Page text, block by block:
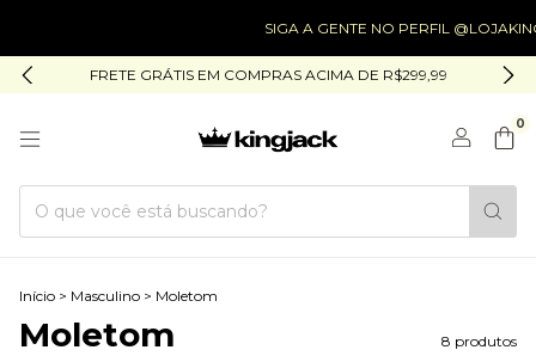
SIGA A GENTE NO PERFIL @LOJAKINGJACK
FRETE GRÁTIS EM COMPRAS ACIMA DE R$299,99
0
Início > Masculino > Moletom
Moletom 8 produtos